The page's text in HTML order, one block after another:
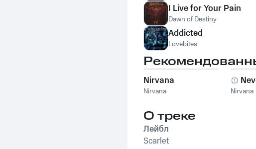
I Live for Your Pain
Dawn of Destiny
Addicted
Lovebites
Nirvana
Nirvana Nirvana
О треке
Лейбл
Scarlet